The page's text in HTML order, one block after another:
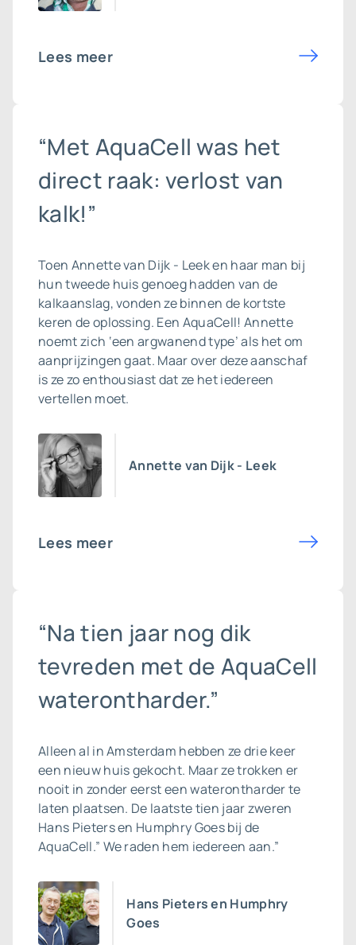
Lees meer
“Met AquaCell was het
direct raak: verlost van
kalk!”
Toen Annette van Dijk - Leek en haar man bij
hun tweede huis genoeg hadden van de
kalkaanslag, vonden ze binnen de kortste
keren de oplossing. Een AquaCell! Annette
noemt zich ‘een argwanend type’ als het om
aanprijzingen gaat. Maar over deze aanschaf
is ze zo enthousiast dat ze het iedereen
vertellen moet.
Annette van Dijk - Leek
Lees meer
“Na tien jaar nog dik
tevreden met de AquaCell
waterontharder.”
Alleen al in Amsterdam hebben ze drie keer
een nieuw huis gekocht. Maar ze trokken er
nooit in zonder eerst een waterontharder te
laten plaatsen. De laatste tien jaar zweren
Hans Pieters en Humphry Goes bij de
AquaCell.” We raden hem iedereen aan.”
Hans Pieters en Humphry
Goes